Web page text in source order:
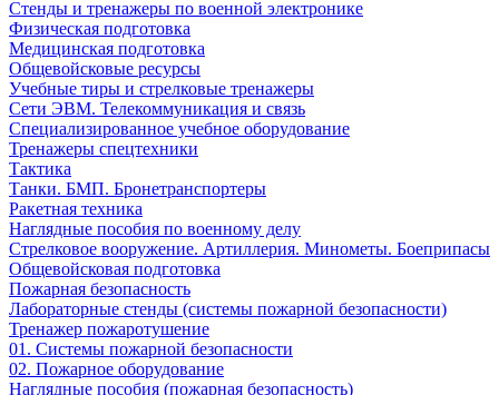
Стенды и тренажеры по военной электронике
Физическая подготовка
Медицинская подготовка
Общевойсковые ресурсы
Учебные тиры и стрелковые тренажеры
Сети ЭВМ. Телекоммуникация и связь
Специализированное учебное оборудование
Тренажеры спецтехники
Тактика
Танки. БМП. Бронетранспортеры
Ракетная техника
Наглядные пособия по военному делу
Стрелковое вооружение. Артиллерия. Минометы. Боеприпасы
Общевойсковая подготовка
Пожарная безопасность
Лабораторные стенды (системы пожарной безопасности)
Тренажер пожаротушение
01. Системы пожарной безопасности
02. Пожарное оборудование
Наглядные пособия (пожарная безопасность)